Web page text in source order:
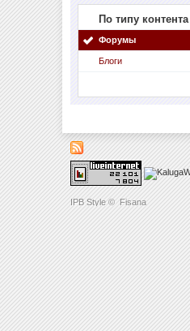
IPB Style © Fisana
По типу контента
Форумы
Блоги